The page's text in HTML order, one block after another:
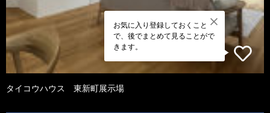
お気に入り登録しておくこと
で、後でまとめて見ることがで
きます。
タイコウハウス 東新町展示場